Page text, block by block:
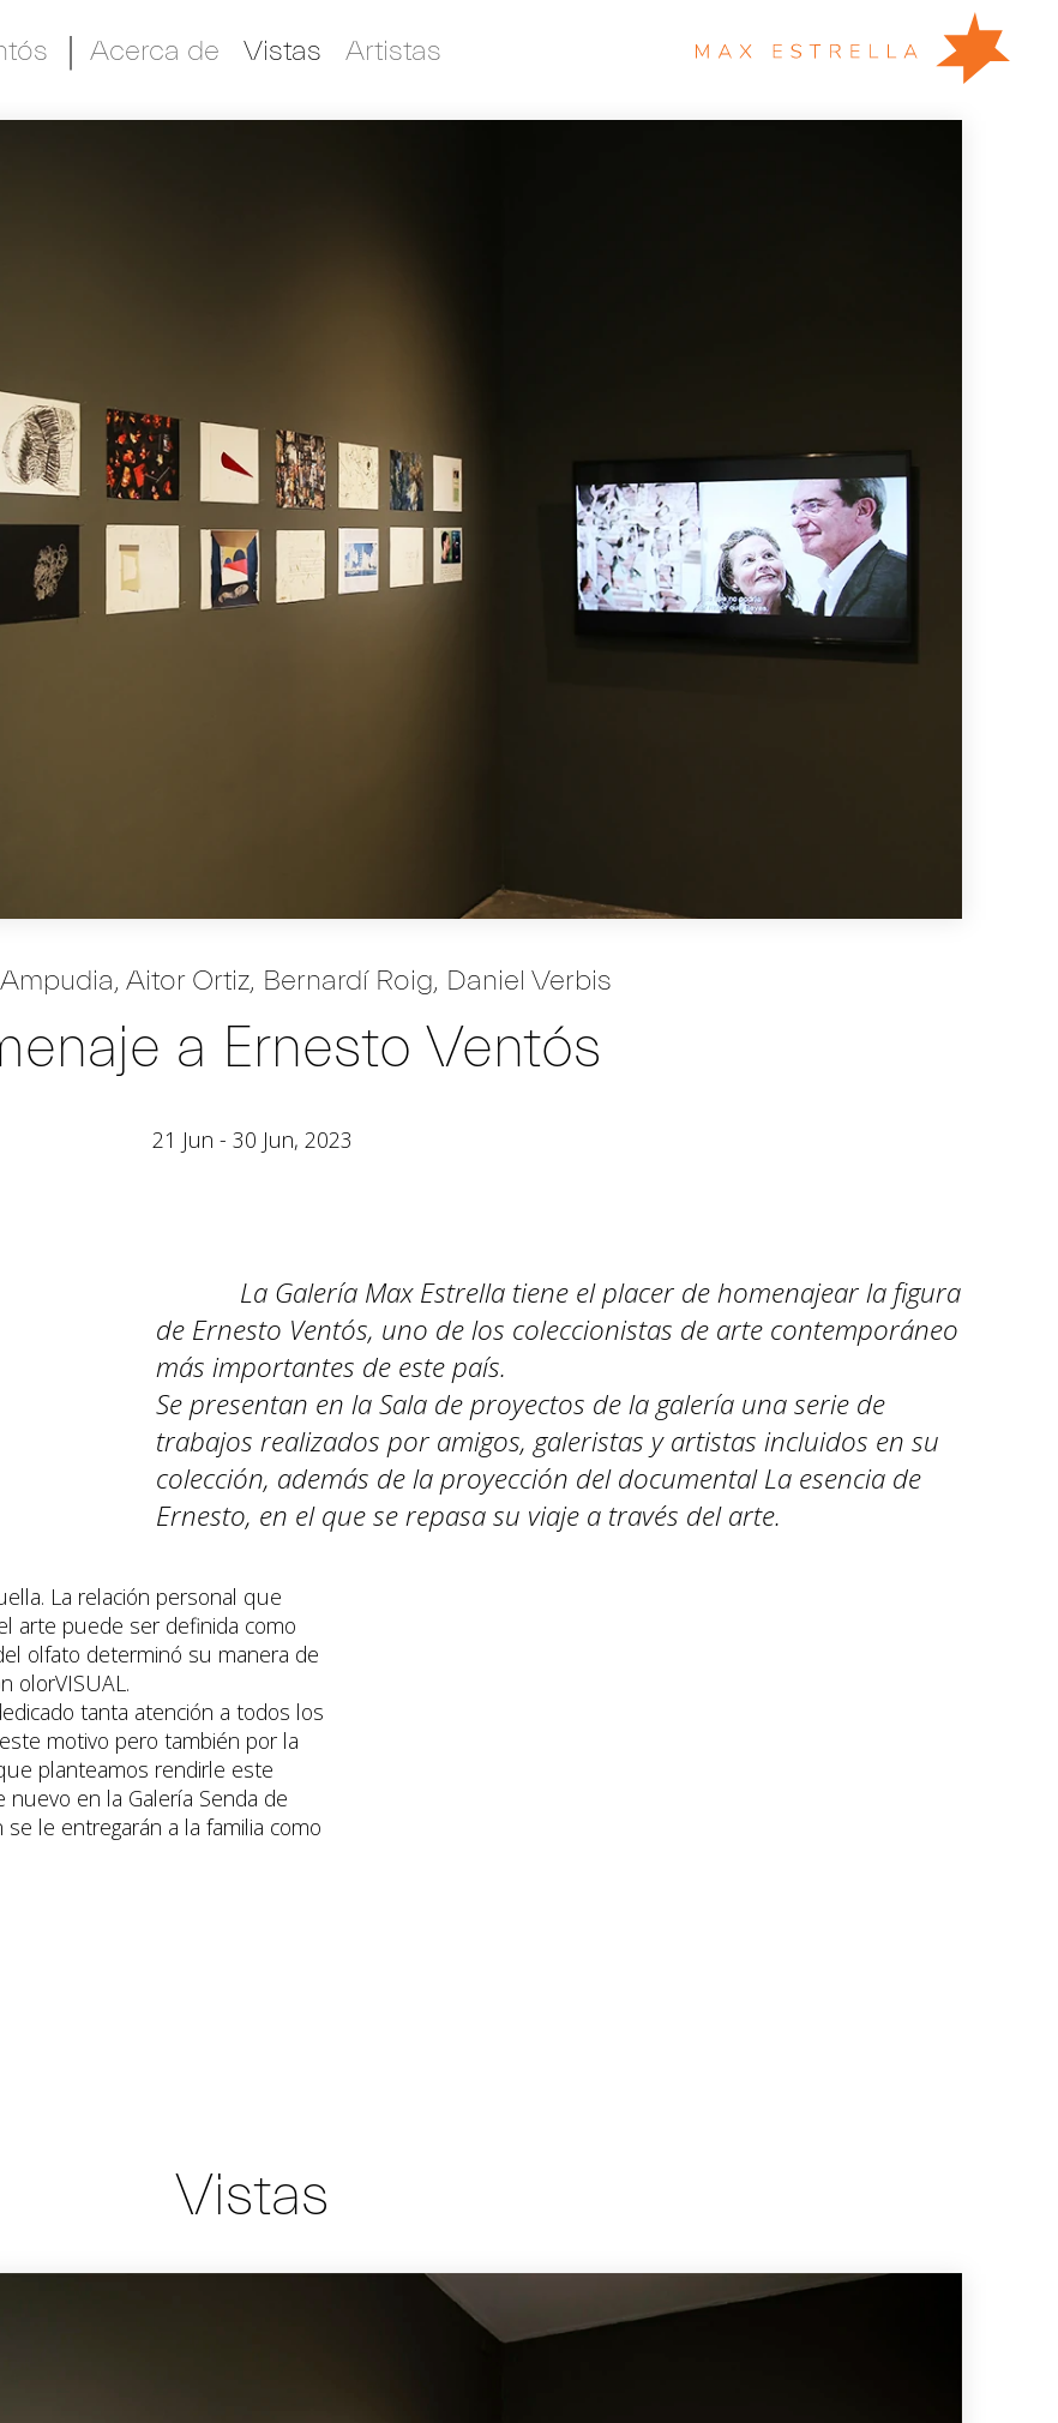
Acerca de Vistas Artistas
, Aitor Ortiz, Bernardí Roig, Daniel Verbis
a Ernesto Ventós
21 Jun - 30 Jun, 2023
La Galería Max Estrella tiene el placer de homenajear la figura
de Ernesto Ventós, uno de los coleccionistas de arte contemporáneo
más importantes de este país.
Se presentan en la Sala de proyectos de la galería una serie de
trabajos realizados por amigos, galeristas y artistas incluidos en su
colección, además de la proyección del documental La esencia de
Ernesto, en el que se repasa su viaje a través del arte.
La relación personal que
arte puede ser definida como
olfato determinó su manera de
olorVISUAL.
tanta atención a todos los
motivo pero también por la
planteamos rendirle este
en la Galería Senda de
le entregarán a la familia como
Vistas